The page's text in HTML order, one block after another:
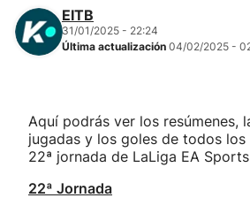
EITB
31/01/2025 - 22:24
Última actualización 04/02/2025 -
Aquí podrás ver los resúmenes,
jugadas y los goles de todos
22ª jornada de LaLiga EA
22ª Jornada